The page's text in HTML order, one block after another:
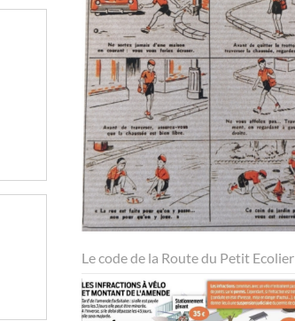
Le code de la Route du Petit Ecolier